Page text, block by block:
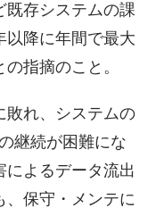
既存システムの課
以降に年間で最大
指摘のこと。
敗れ、システムの
継続が困難にな
によるデータ流出
、保守・メンテに